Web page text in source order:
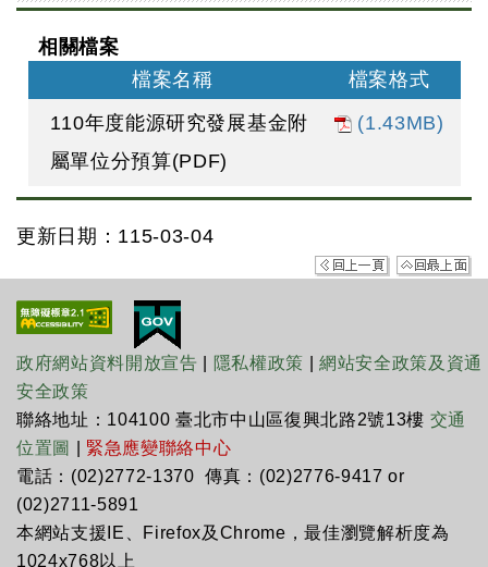
相關檔案
檔案名稱
檔案格式
110年度能源研究發展基金附
屬單位分預算(PDF)
(1.43MB)
更新日期：115-03-04
政府網站資料開放宣告 隱私權政策 |網站安全政策及資通
安全政策
聯絡地址：104100 臺北市中山區復興北路2號13樓 交通
位置圖
緊急應變聯絡中心
電話：(02)2772-1370 傳真：(02)2776-9417 or
(02)2711-5891
本網站支援IE、Firefox及Chrome，最佳瀏覽解析度為
1024x768以上